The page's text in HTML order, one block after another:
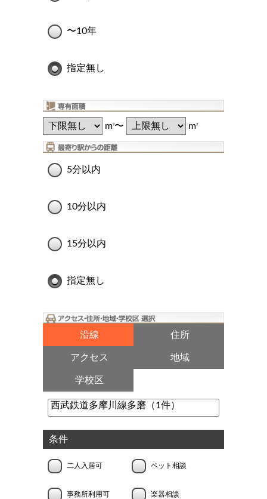
〜10年
指定無し
m2〜 m2
5分以内
10分以内
15分以内
指定無し
沿線 住所
アクセス 地域
学校区
条件
二人入居可 ペット相談
事務所利用可 楽器相談